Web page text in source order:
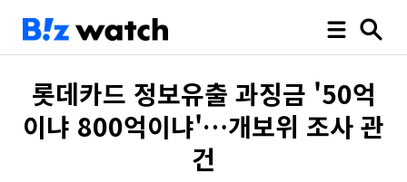
롯데카드 정보유출 과징금 '50억
이냐 800억이냐'…개보위 조사 관
건